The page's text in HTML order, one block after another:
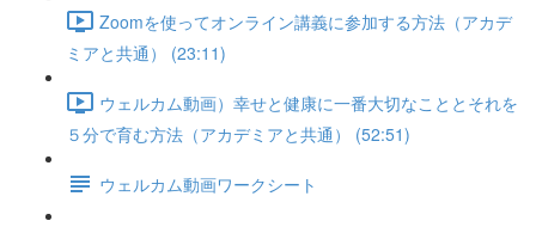
Zoomを使ってオンライン講義に参加する方法（アカデ
ミアと共通） (23:11)
ウェルカム動画）幸せと健康に一番大切なこととそれを
５分で育む方法（アカデミアと共通） (52:51)
ウェルカム動画ワークシート